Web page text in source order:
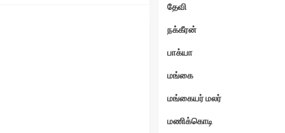
தேவி
நக்கீரன்
பாக்யா
மங்கை
மங்கையர் மலர்
மணிக்கொடி